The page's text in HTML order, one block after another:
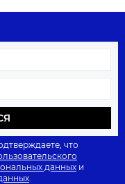
что
данных и